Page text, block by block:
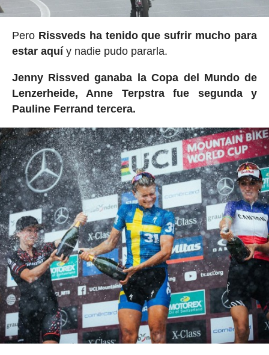
PeroRissveds ha tenido que sufrir mucho para
estar aquíy nadie pudo pararla.
Jenny Rissved ganaba la Copa del Mundo de
Lenzerheide, Anne Terpstra fue segunda y
Pauline Ferrand tercera.